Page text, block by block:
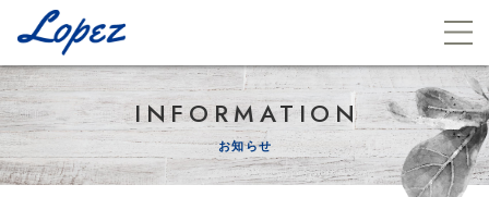
INFORMATION
お知らせ